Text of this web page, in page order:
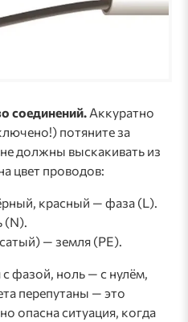
соединений. Аккуратно
потяните за
должны выскакивать из
цвет проводов:
красный — фаза (L).
(N).
— земля (PE).
фазой, ноль — с нулём,
перепутаны — это
опасна ситуация, когда